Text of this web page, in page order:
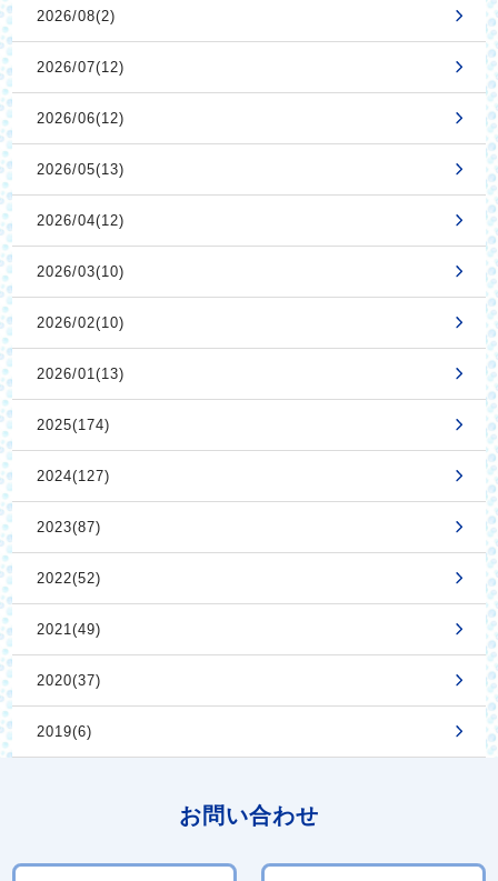
2026/08(2)
2026/07(12)
2026/06(12)
2026/05(13)
2026/04(12)
2026/03(10)
2026/02(10)
2026/01(13)
2025(174)
2024(127)
2023(87)
2022(52)
2021(49)
2020(37)
2019(6)
お問い合わせ